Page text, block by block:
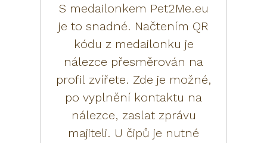
S medailonkem Pet2Me.eu
je to snadné. Načtením QR
kódu z medailonku je
nálezce přesměrován na
profil zvířete. Zde je možné,
po vyplnění kontaktu na
nálezce, zaslat zprávu
majiteli. U čipů je nutné